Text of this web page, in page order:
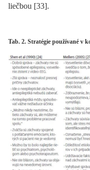
liečbou [33].
Tab. 2. Stratégie používané v